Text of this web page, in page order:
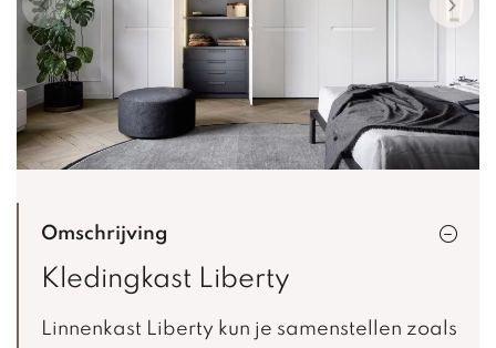
Omschrijving
Kledingkast Liberty
Linnenkast Liberty kun je samenstellen zoals